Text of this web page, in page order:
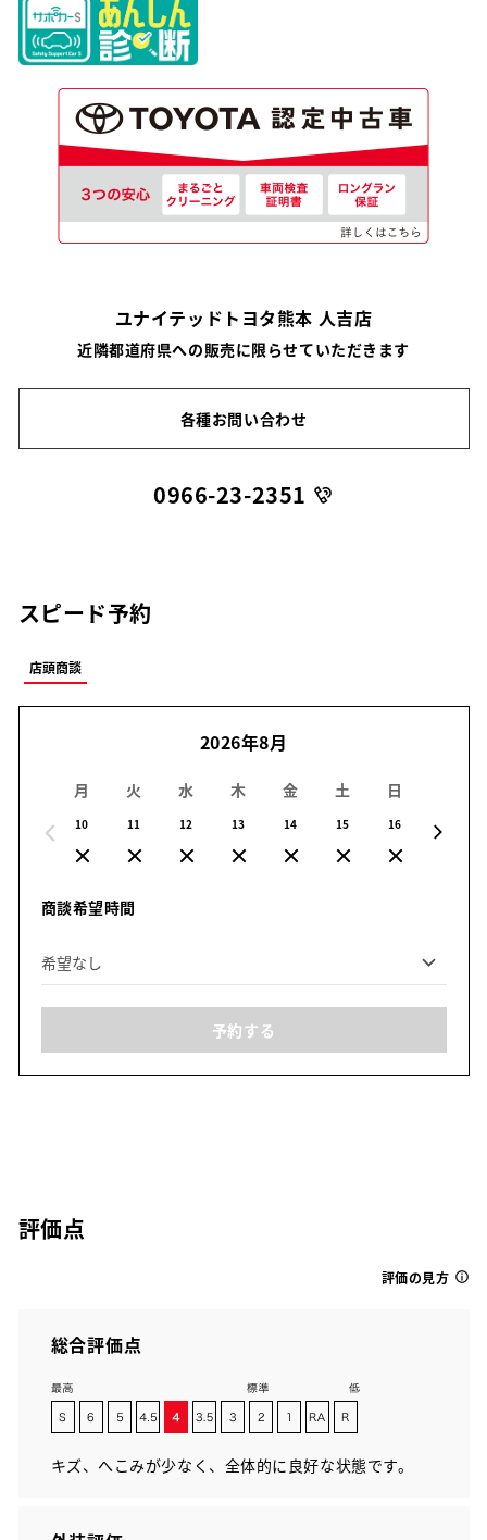
ユナイテッドトヨタ熊本 人吉店
近隣都道府県への販売に限らせていただきます
各種お問い合わせ
0966-23-2351
スピード予約
店頭商談
2026年8月
月
10
火
11
水
12
木
13
金
14
土
15
日
16
商談希望時間
予約する
評価点
評価の見方
総合評価点
キズ、へこみが少なく、全体的に良好な状態です。